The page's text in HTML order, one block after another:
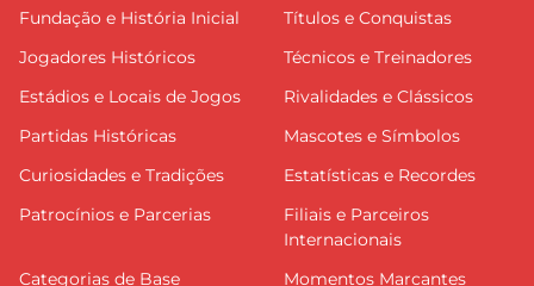
Fundação e História Inicial
Títulos e Conquistas
Jogadores Históricos
Técnicos e Treinadores
Estádios e Locais de Jogos
Rivalidades e Clássicos
Partidas Históricas
Mascotes e Símbolos
Curiosidades e Tradições
Estatísticas e Recordes
Patrocínios e Parcerias
Filiais e Parceiros
Internacionais
Categorias de Base
Momentos Marcantes